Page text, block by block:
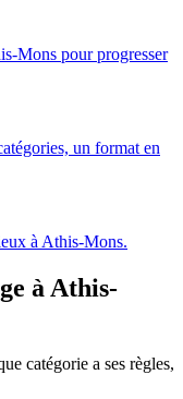
Mons pour progresser
un format en
à Athis-Mons.
à Athis-
catégorie a ses règles,